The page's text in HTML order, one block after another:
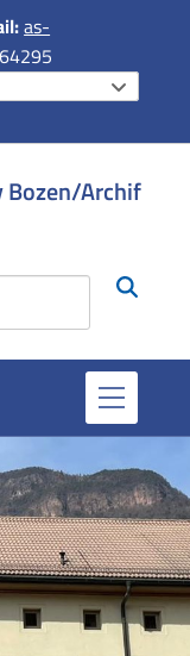
as-
Bozen/Archif